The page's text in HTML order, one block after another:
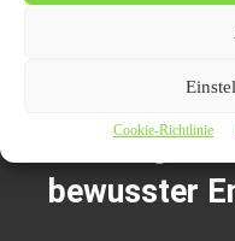
Cookie-Richtlinie
Einsatzmöglichkeiten.
Nutzung als
bewusster